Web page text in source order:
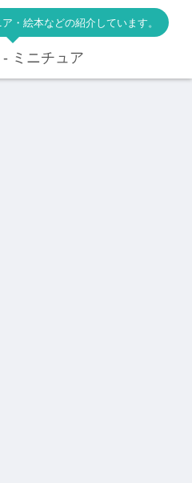
・絵本などの紹介しています。
ミニチュア